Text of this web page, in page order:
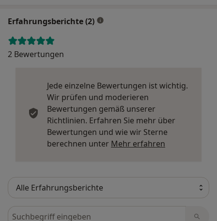
Erfahrungsberichte (2)
2 Bewertungen
Jede einzelne Bewertungen ist wichtig.
Wir prüfen und moderieren
Bewertungen gemäß unserer
Richtlinien. Erfahren Sie mehr über
Bewertungen und wie wir Sterne
berechnen unter Mehr erfahren
Bewertungen durchsuchen